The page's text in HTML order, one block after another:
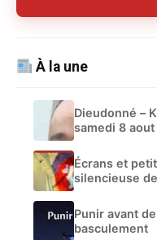
À la une
Dieudonné –
samedi 8
Écrans et
silencieuse
Punir avant
basculement